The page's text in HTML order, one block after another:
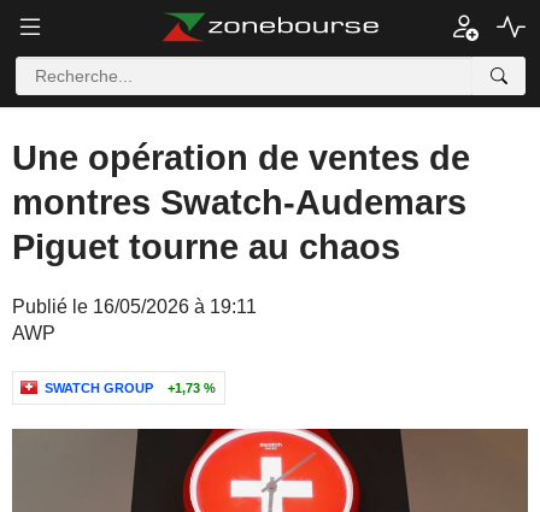
Une opération de ventes de
montres Swatch-Audemars
Piguet tourne au chaos
Publié le 16/05/2026 à 19:11
AWP
SWATCH GROUP +1,73 %